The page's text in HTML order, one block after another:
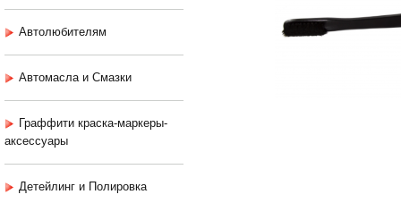
Автолюбителям
Автомасла и Смазки
Граффити краска-маркеры-
аксессуары
Детейлинг и Полировка